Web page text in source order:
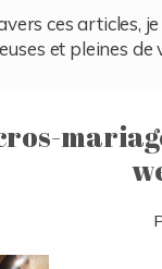
ces articles,
et pleines de